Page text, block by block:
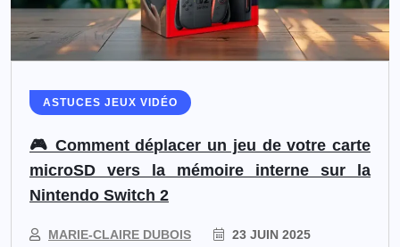
ASTUCES JEUX VIDÉO
🎮 Comment déplacer un jeu de votre carte
microSD vers la mémoire interne sur la
Nintendo Switch 2
MARIE-CLAIRE DUBOIS 23 JUIN 2025